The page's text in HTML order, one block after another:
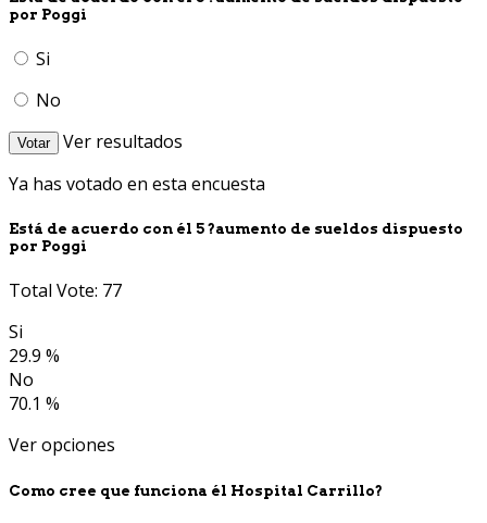
por Poggi
Si
No
Votar
Ver resultados
Ya has votado en esta encuesta
Está de acuerdo con él 5 ?aumento de sueldos dispuesto
por Poggi
Total Vote: 77
Si
29.9 %
No
70.1 %
Ver opciones
Como cree que funciona él Hospital Carrillo?